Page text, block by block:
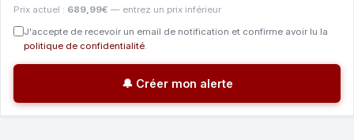
Prix actuel : 689,99€ — entrez un prix inférieur
J'accepte de recevoir un email de notification et confirme avoir lu la
politique de confidentialité.
🔔 Créer mon alerte